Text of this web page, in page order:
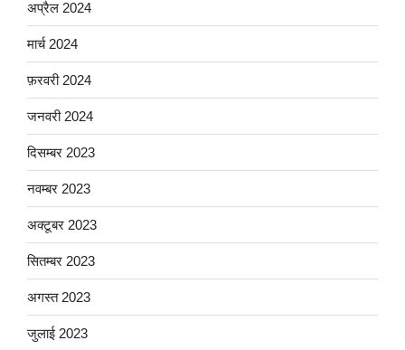
अप्रैल 2024
मार्च 2024
फ़रवरी 2024
जनवरी 2024
दिसम्बर 2023
नवम्बर 2023
अक्टूबर 2023
सितम्बर 2023
अगस्त 2023
जुलाई 2023